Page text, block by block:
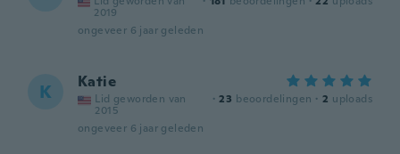
2019
ongeveer 6 jaar geleden
K Katie
Lid geworden van
2015
· 23 beoordelingen · 2 uploads
ongeveer 6 jaar geleden